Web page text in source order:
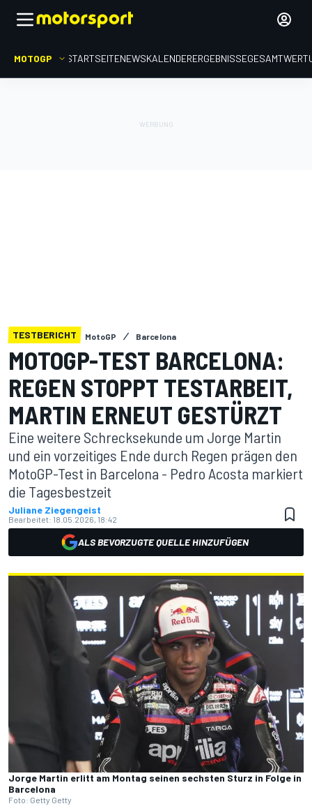
MOTOGP STARTSEITENEWSKALENDERERGEBNISSE
TESTBERICHT MotoGP Barcelona
MOTOGP-TEST BARCELONA:
REGEN STOPPT TESTARBEIT,
MARTIN ERNEUT GESTÜRZT
Eine weitere Schrecksekunde um Jorge Martin
und ein vorzeitiges Ende durch Regen prägen den
MotoGP-Test in Barcelona - Pedro Acosta markiert
die Tagesbestzeit
Juliane Ziegengeist
Bearbeitet: 18.05.2026, 18:42
ALS BEVORZUGTE QUELLE HINZUFÜGEN
Jorge Martin erlitt am Montag seinen sechsten Sturz in Folge in
Barcelona
Foto: Getty Getty